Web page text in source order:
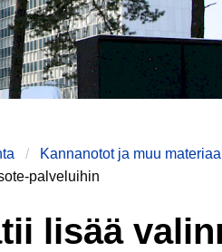
Kannanotot ja muu
palveluihin
lisää